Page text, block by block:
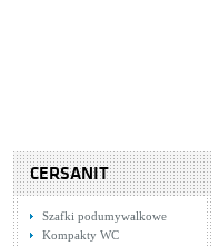
CERSANIT
Szafki podumywalkowe
Kompakty WC